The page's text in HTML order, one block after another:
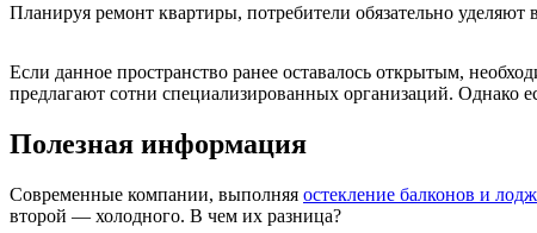
Планируя ремонт квартиры, потребители обязательно
Если данное пространство ранее оставалось открытым,
предлагают сотни специализированных организаций. Однако
Полезная информация
Современные компании, выполняя остекление балконов и
второй — холодного. В чем их разница?